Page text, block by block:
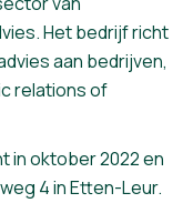
Het bedrijf richt
aan bedrijven,
relations of
in oktober 2022 en
4 in Etten-Leur.